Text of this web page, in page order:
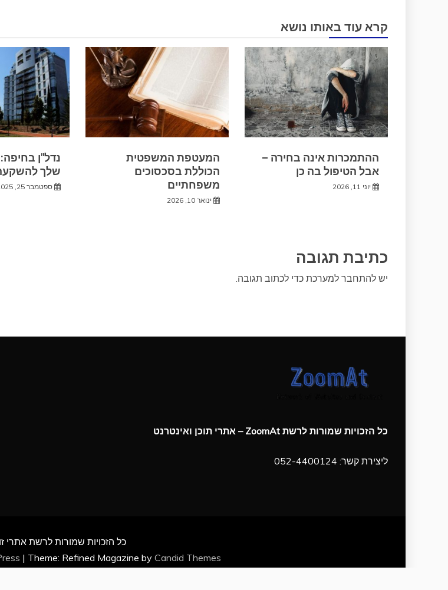
קרא עוד באותו נושא
ההתמכרות אינה בחירה –
אבל הטיפול בה כן
יוני 11, 2026
המעטפת המשפטית
הכוללת בסכסוכים
משפחתיים
ינואר 10, 2026
נדל"ן
שלך
ספטמבר 25, 2025
כתיבת תגובה
יש להתחבר למערכת כדי לכתוב תגובה.
כל הזכויות שמורות לרשת ZoomAt – אתרי תוכן ואינטרנט
ליצירת קשר: 052-4400124
כל הזכויות שמורות לרשת אתרי
| Theme: Refined Magazine by Candid Themes